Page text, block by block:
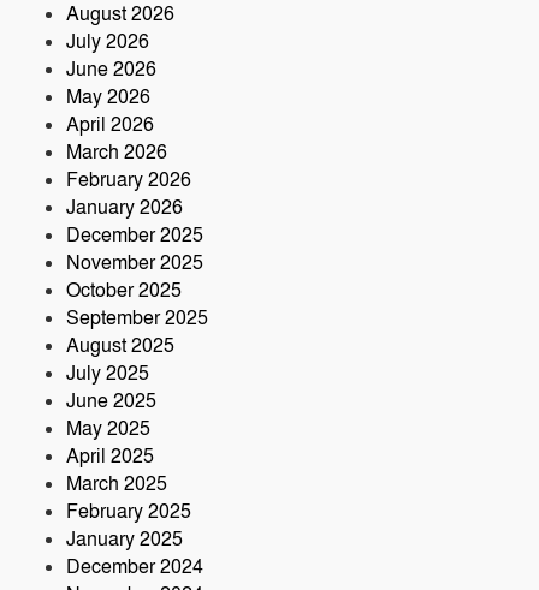
নরসিংদীতে অনুমোদনহীন মোটরসাইকেল
সংযোজন কারখানা : সরকারের রাজস্ব ক্ষতির
আশঙ্কা
কৃষক ও গ্রামীণ অর্থনীতি বদলে দিতে পলাশে
August 2026
July 2026
June 2026
May 2026
April 2026
March 2026
February 2026
January 2026
December 2025
November 2025
October 2025
September 2025
August 2025
July 2025
June 2025
May 2025
April 2025
March 2025
February 2025
January 2025
December 2024